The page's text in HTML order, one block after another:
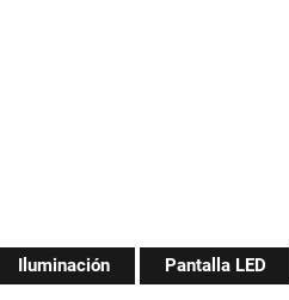
Iluminación Pantalla LED